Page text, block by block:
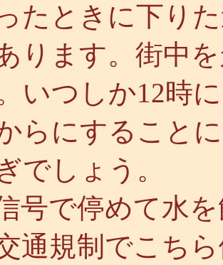
たときに下り
ります。街中
いつしか12時
らにすること
でしょう。
号で停めて水
通規制でこち